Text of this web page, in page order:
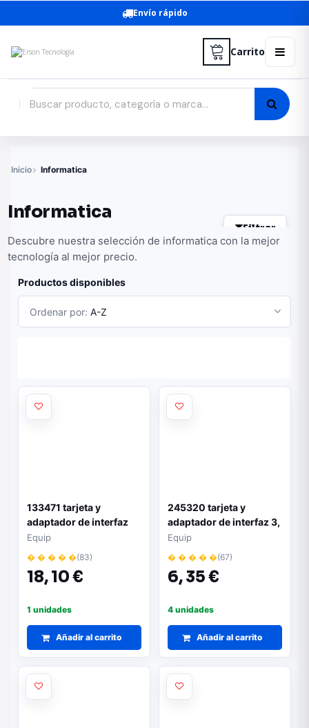
Envío rápido
Carrito
Inicio Informatica
Informatica
Filtrar
Descubre nuestra selección de informatica con la mejor
tecnología al mejor precio.
Productos disponibles
Ordenar por: A-Z
133471 tarjeta y
adaptador de interfaz
Equip
� � � � �(83)
18,10 €
1 unidades
Añadir al carrito
245320 tarjeta y
adaptador de interfaz 3,
5 mm
Equip
� � � � �(67)
6,35 €
4 unidades
Añadir al carrito